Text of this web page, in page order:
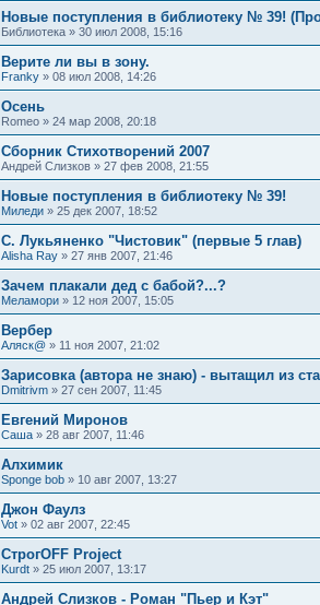
Новые поступления в библиотеку № 39!
Библиотека » 30 июл 2008, 15:16
Верите ли вы в зону.
Franky » 08 июл 2008, 14:26
Осень
Romeo » 24 мар 2008, 20:18
Сборник Стихотворений 2007
Андрей Слизков » 27 фев 2008, 21:55
Новые поступления в библиотеку № 39!
Миледи » 25 дек 2007, 18:52
С. Лукьяненко "Чистовик" (первые 5 глав)
Alisha Ray » 27 янв 2007, 21:46
Зачем плакали дед с бабой?...?
Меламори » 12 ноя 2007, 15:05
Вербер
Аляск@ » 11 ноя 2007, 21:02
Зарисовка (автора не знаю) - вытащил из
Dmitrivm » 27 сен 2007, 11:45
Евгений Миронов
Саша » 28 авг 2007, 11:46
Алхимик
Sponge bob » 10 авг 2007, 13:27
Джон Фаулз
Vot » 02 авг 2007, 22:45
СтрогOFF Project
Kurdt » 25 июл 2007, 13:17
Андрей Слизков - Роман "Пьер и Кэт"